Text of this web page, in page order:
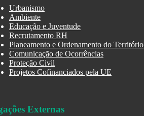
Urbanismo
Ambiente
Educação e Juventude
Recrutamento RH
Planeamento e Ordenamento do Território
Comunicação de Ocorrências
Proteção Civil
Projetos Cofinanciados pela UE
Externas